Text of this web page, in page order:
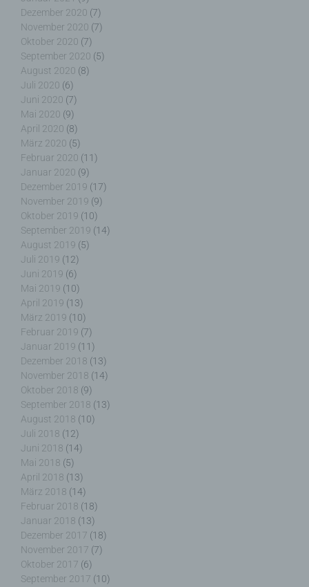
Dezember 2020 (7)
November 2020 (7)
Oktober 2020 (7)
September 2020 (5)
August 2020 (8)
Juli 2020 (6)
Juni 2020 (7)
Mai 2020 (9)
April 2020 (8)
März 2020 (5)
Februar 2020 (11)
Januar 2020 (9)
Dezember 2019 (17)
November 2019 (9)
Oktober 2019 (10)
September 2019 (14)
August 2019 (5)
Juli 2019 (12)
Juni 2019 (6)
Mai 2019 (10)
April 2019 (13)
März 2019 (10)
Februar 2019 (7)
Januar 2019 (11)
Dezember 2018 (13)
November 2018 (14)
Oktober 2018 (9)
September 2018 (13)
August 2018 (10)
Juli 2018 (12)
Juni 2018 (14)
Mai 2018 (5)
April 2018 (13)
März 2018 (14)
Februar 2018 (18)
Januar 2018 (13)
Dezember 2017 (18)
November 2017 (7)
Oktober 2017 (6)
September 2017 (10)
Hinzuziehung zusätzlicher Informationen nicht
mehr einer spezifischen betroffenen Person
zugeordnet werden können, sofern diese
zusätzlichen Informationen gesondert aufbewahrt
werden und technischen und organisatorischen
Maßnahmen unterliegen, die gewährleisten, dass
die personenbezogenen Daten nicht einer
identifizierten oder identifizierbaren natürlichen
Person zugewiesen werden.
g) Verantwortlicher oder für die Verarbeitung
Verantwortlicher
Verantwortlicher oder für die Verarbeitung
Verantwortlicher ist die natürliche oder juristische
Person, Behörde, Einrichtung oder andere Stelle,
die allein oder gemeinsam mit anderen über die
Zwecke und Mittel der Verarbeitung von
personenbezogenen Daten entscheidet. Sind die
Zwecke und Mittel dieser Verarbeitung durch das
Unionsrecht oder das Recht der Mitgliedstaaten
vorgegeben, so kann der Verantwortliche
beziehungsweise können die bestimmten Kriterien
seiner Benennung nach dem Unionsrecht oder
dem Recht der Mitgliedstaaten vorgesehen
werden.
h) Auftragsverarbeiter
Auftragsverarbeiter ist eine natürliche oder
juristische Person, Behörde, Einrichtung oder
andere Stelle, die personenbezogene Daten im
Auftrag des Verantwortlichen verarbeitet.